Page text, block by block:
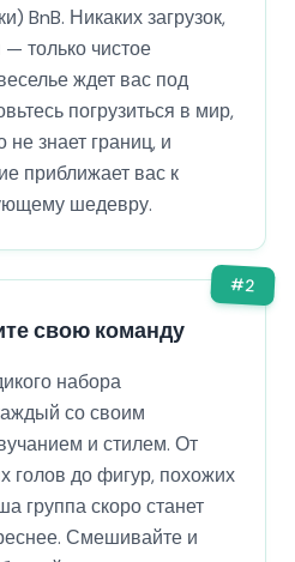
BnB. Никаких загрузок,
— только чистое
ждет вас под
погрузиться в мир,
не знает границ, и
приближает вас к
шедевру.
#2
свою команду
набора
со своим
и стилем. От
голов до фигур, похожих
группа скоро станет
Смешивайте и